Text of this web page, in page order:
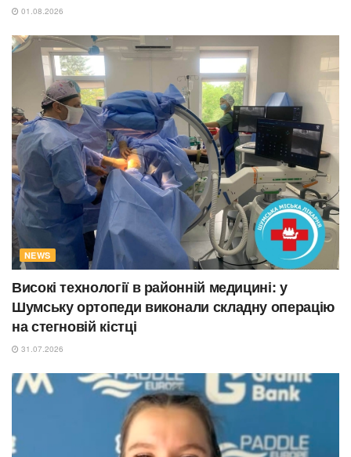
01.08.2026
NEWS
Високі технології в районній медицині: у
Шумську ортопеди виконали складну операцію
на стегновій кістці
31.07.2026